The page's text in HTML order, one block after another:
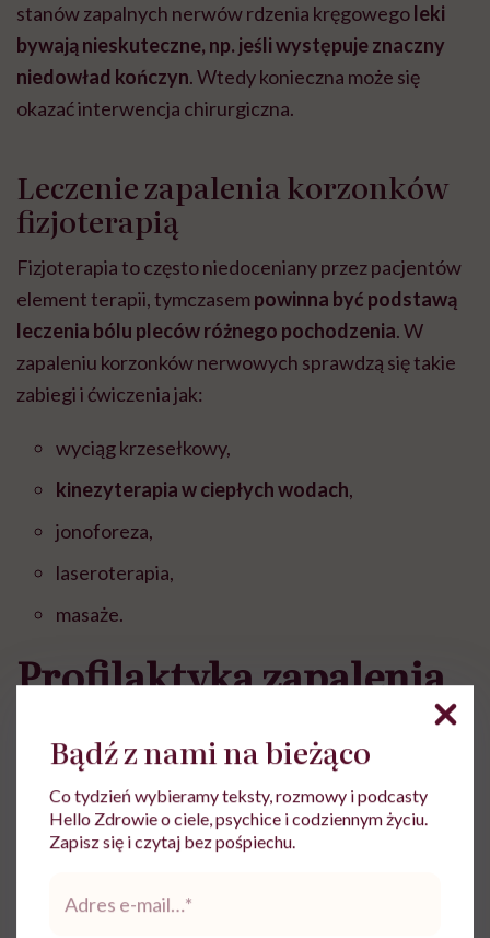
stanów zapalnych nerwów rdzenia kręgowegoleki
bywają nieskuteczne, np. jeśli występuje znaczny
niedowład kończyn. Wtedy konieczna może się
okazać interwencja chirurgiczna.
Leczenie zapalenia korzonków
fizjoterapią
Fizjoterapia to często niedoceniany przez pacjentów
element terapii, tymczasempowinna być podstawą
leczenia bólu pleców różnego pochodzenia.W
zapaleniu korzonków nerwowych sprawdzą się takie
zabiegi i ćwiczenia jak:
wyciąg krzesełkowy,
kinezyterapia w ciepłych wodach,
jonoforeza,
laseroterapia,
masaże.
Profilaktyka zapalenia
nerwowych
Jeżeli cierpisz na zapalenie korzonków nerwowych,
przede wszystkimstosuj się do zaleceń swojego
po jej zakończeniu. Zadbaj o pozycję swojego ciała w
Bądź z nami na bieżąco
Co tydzień wybieramy teksty, rozmowy i podcasty
Hello Zdrowie o ciele, psychice i codziennym życiu.
Zapisz się i czytaj bez pośpiechu.
mail*